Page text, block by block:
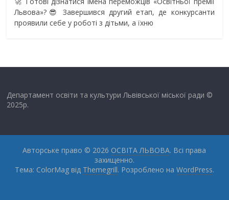
Львова»?😎 Завершився другий етап, де конкурсанти
проявили себе у роботі з дітьми, а їхню
Департамент освіти та культури Львівської міської ради ©
2025р.
Авторське право © 2026 ОСВІТА ЛЬВОВА. Всі права
захищенно.
Тема: ColorMag від Themegrill. Розроблено на WordPress.